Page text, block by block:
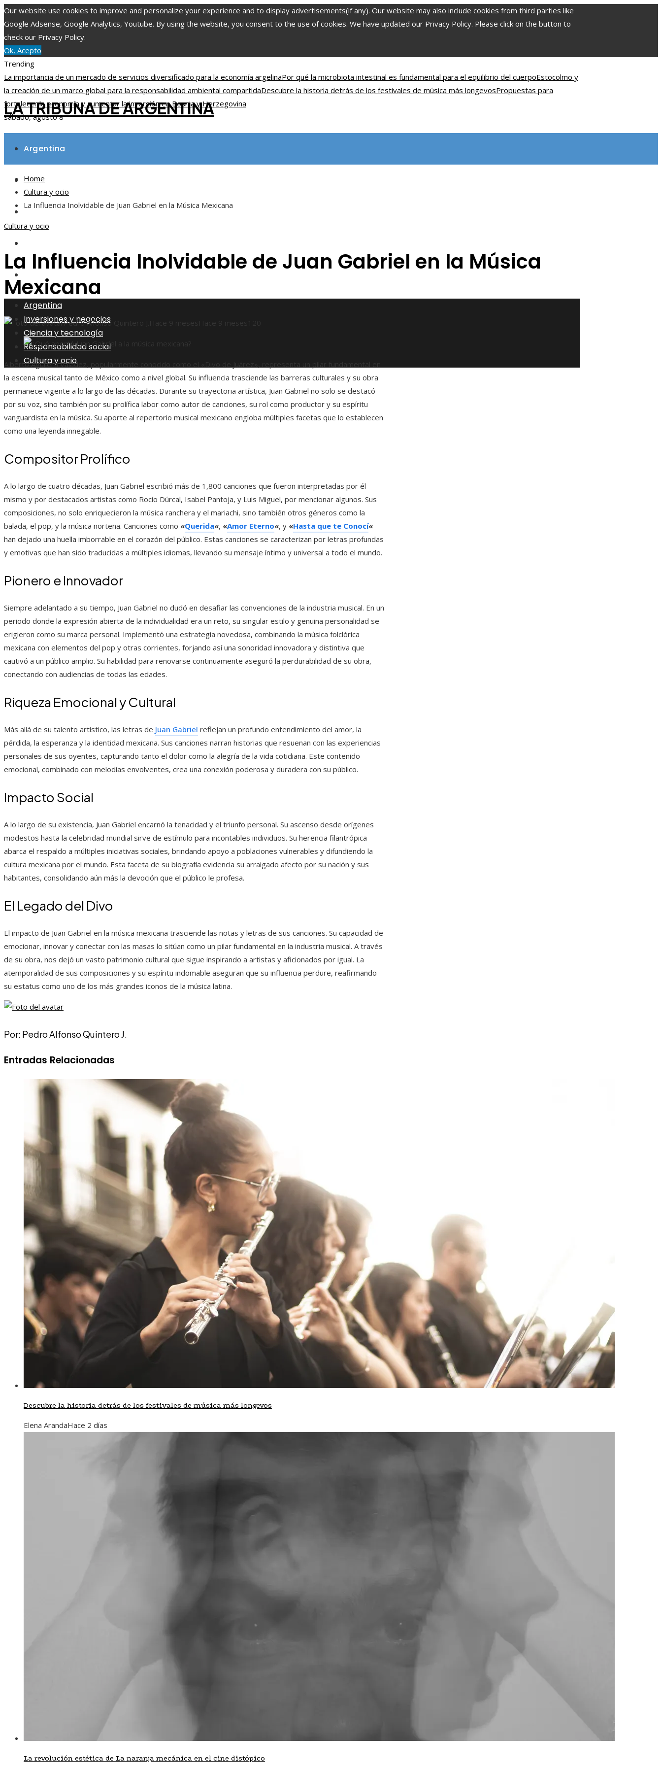
Our website use cookies to improve and personalize your experience and to display advertisements(if any). Our website may also include cookies from third parties like
Google Adsense, Google Analytics, Youtube. By using the website, you consent to the use of cookies. We have updated our Privacy Policy. Please click on the button to
check our Privacy Policy.
Ok, Acepto
Trending
La importancia de un mercado de servicios diversificado para la economía argelinaPor qué la microbiota intestinal es fundamental para el equilibrio del cuerpoEstocolmo y
la creación de un marco global para la responsabilidad ambiental compartidaDescubre la historia detrás de los festivales de música más longevosPropuestas para
fortalecer la economía y aumentar la inversión en Bosnia y Herzegovina
sábado, agosto 8
LA TRIBUNA DE ARGENTINA
Argentina
Inversiones y negocios
Ciencia y tecnología
Argentina
Inversiones y negocios
Ciencia y tecnología
Responsabilidad social
Cultura y ocio
Home
Cultura y ocio
La Influencia Inolvidable de Juan Gabriel en la Música Mexicana
Cultura y ocio
La Influencia Inolvidable de Juan Gabriel en la Música
Mexicana
Pedro Alfonso Quintero J. Hace 9 meses Hace 9 meses
Alberto Aguilera Valadez, popularmente conocido como el «Divo de Juárez», representa un pilar fundamental en
la escena musical tanto de México como a nivel global. Su influencia trasciende las barreras culturales y su obra
permanece vigente a lo largo de las décadas. Durante su trayectoria artística, Juan Gabriel no solo se destacó
por su voz, sino también por su prolífica labor como autor de canciones, su rol como productor y su espíritu
vanguardista en la música. Su aporte al repertorio musical mexicano engloba múltiples facetas que lo establecen
como una leyenda innegable.
Compositor Prolífico
A lo largo de cuatro décadas, Juan Gabriel escribió más de 1,800 canciones que fueron interpretadas por él
mismo y por destacados artistas como Rocío Dúrcal, Isabel Pantoja, y Luis Miguel, por mencionar algunos. Sus
composiciones, no solo enriquecieron la música ranchera y el mariachi, sino también otros géneros como la
balada, el pop, y la música norteña. Canciones como «Querida«, «Amor Eterno«, y «Hasta que te Conocí«
han dejado una huella imborrable en el corazón del público. Estas canciones se caracterizan por letras profundas
y emotivas que han sido traducidas a múltiples idiomas, llevando su mensaje íntimo y universal a todo el mundo.
Pionero e Innovador
Siempre adelantado a su tiempo, Juan Gabriel no dudó en desafiar las convenciones de la industria musical. En un
periodo donde la expresión abierta de la individualidad era un reto, su singular estilo y genuina personalidad se
erigieron como su marca personal. Implementó una estrategia novedosa, combinando la música folclórica
mexicana con elementos del pop y otras corrientes, forjando así una sonoridad innovadora y distintiva que
cautivó a un público amplio. Su habilidad para renovarse continuamente aseguró la perdurabilidad de su obra,
conectando con audiencias de todas las edades.
Riqueza Emocional y Cultural
Más allá de su talento artístico, las letras de Juan Gabriel reflejan un profundo entendimiento del amor, la
pérdida, la esperanza y la identidad mexicana. Sus canciones narran historias que resuenan con las experiencias
personales de sus oyentes, capturando tanto el dolor como la alegría de la vida cotidiana. Este contenido
emocional, combinado con melodías envolventes, crea una conexión poderosa y duradera con su público.
Impacto Social
A lo largo de su existencia, Juan Gabriel encarnó la tenacidad y el triunfo personal. Su ascenso desde orígenes
modestos hasta la celebridad mundial sirve de estímulo para incontables individuos. Su herencia filantrópica
abarca el respaldo a múltiples iniciativas sociales, brindando apoyo a poblaciones vulnerables y difundiendo la
cultura mexicana por el mundo. Esta faceta de su biografía evidencia su arraigado afecto por su nación y sus
habitantes, consolidando aún más la devoción que el público le profesa.
El Legado del Divo
El impacto de Juan Gabriel en la música mexicana trasciende las notas y letras de sus canciones. Su capacidad de
emocionar, innovar y conectar con las masas lo sitúan como un pilar fundamental en la industria musical. A través
de su obra, nos dejó un vasto patrimonio cultural que sigue inspirando a artistas y aficionados por igual. La
atemporalidad de sus composiciones y su espíritu indomable aseguran que su influencia perdure, reafirmando
su estatus como uno de los más grandes iconos de la música latina.
Por: Pedro Alfonso Quintero J.
Entradas Relacionadas
Descubre la historia detrás de los festivales de música más longevos
Elena ArandaHace 2 días
La revolución estética de La naranja mecánica en el cine distópico